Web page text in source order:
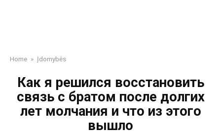
Home » Įdomybės
Как я решился восстановить
связь с братом после долгих
лет молчания и что из этого
вышло